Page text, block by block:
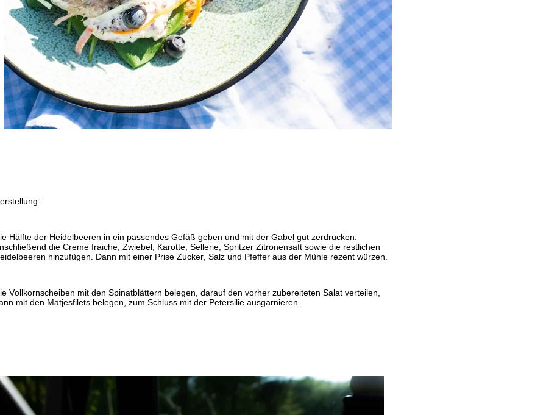
Hälfte der Heidelbeeren in ein passendes Gefäß geben und mit der Gabel gut zerdrücken.
die Creme fraiche, Zwiebel, Karotte, Sellerie, Spritzer Zitronensaft sowie die restlichen
hinzufügen. Dann mit einer Prise Zucker, Salz und Pfeffer aus der Mühle rezent würzen.
Vollkornscheiben mit den Spinatblättern belegen, darauf den vorher zubereiteten Salat verteilen,
mit den Matjesfilets belegen, zum Schluss mit der Petersilie ausgarnieren.